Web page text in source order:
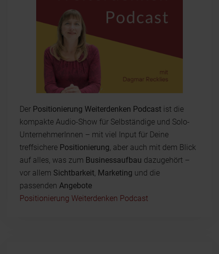
Der Positionierung Weiterdenken Podcast ist die
kompakte Audio-Show für Selbständige und Solo-
UnternehmerInnen – mit viel Input für Deine
treffsichere Positionierung, aber auch mit dem Blick
auf alles, was zum Businessaufbau dazugehört –
vor allem Sichtbarkeit, Marketing und die
passenden Angebote
Positionierung Weiterdenken Podcast